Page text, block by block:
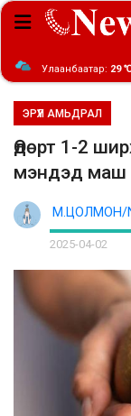
Улаанбаатар: 29
ЭРҮҮЛ АМЬДРАЛ
Өдөрт 1-2
мэндэд маш
М.ЦОЛМОН/
2025-04-02